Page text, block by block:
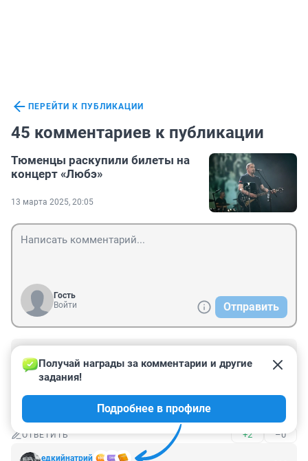
ПЕРЕЙТИ К ПУБЛИКАЦИИ
45 комментариев к публикации
Тюменцы раскупили билеты на
концерт «Любэ»
13 марта 2025, 20:05
Гость
Войти
Отправить
14 марта 2025, 11:26
Тюменские власти все никак не петрят,
что городу нужен зал по более чем филармония и
"Нефтяник" для некоторых выступлений !!!!
ОТВЕТИТЬ +2 –0
едкийнатрий
Получай награды за комментарии и другие
задания!
Подробнее в профиле